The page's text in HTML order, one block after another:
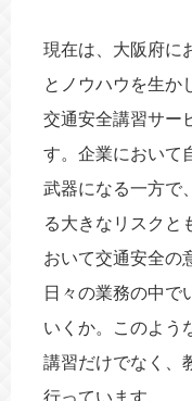
現在は、大阪府に
とノウハウを生か
交通安全講習サー
す。企業において
武器になる一方で
る大きなリスクと
おいて交通安全の
日々の業務の中で
いくか。このよう
講習だけでなく、
行っています。